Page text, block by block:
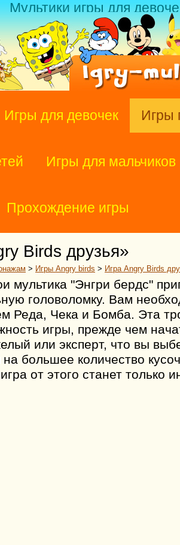
Мультики игры для
Игры для девочек Игры
Игры для мальчиков
Прохождение игры
Birds друзья»
> Игры Angry birds > Игра Angry Birds
мультика "Энгри бердс"
головоломку. Вам
Реда, Чека и Бомба. Эта
игры, прежде чем
или эксперт, что вы
большее количество
от этого станет только